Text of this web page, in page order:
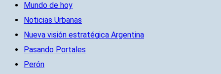
Mundo de hoy
Noticias Urbanas
Nueva visión estratégica Argentina
Pasando Portales
Perón